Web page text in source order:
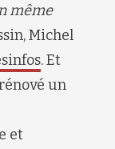
même
Michel
. Et
un
et